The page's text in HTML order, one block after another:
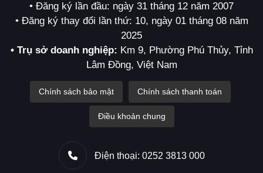
• Đăng ký lần đầu: ngày 31 tháng 12 năm 2007
• Đăng ký thay đổi lần thứ: 10, ngày 01 tháng 08 năm
2025
• Trụ sở doanh nghiệp: Km 9, Phường Phú Thủy, Tỉnh
Lâm Đồng, Việt Nam
Chính sách bảo mật Chính sách thanh toán
Điều khoản chung
Điện thoại: 0252 3813 000